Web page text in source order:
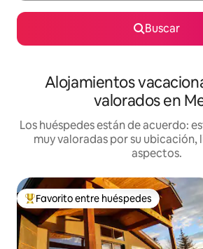
Buscar
Alojamientos
valorados en
Los huéspedes están de acuerdo:
muy valoradas por su ubicación,
aspectos.
Favorito entre huéspedes preferido
Favorito entre huéspedes